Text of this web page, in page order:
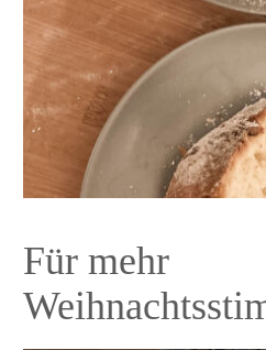
Für mehr